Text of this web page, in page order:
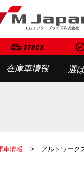
STOCK
在庫車情報 選
車情報 アルトワーク